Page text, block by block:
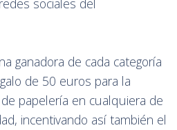
sociales del
ganadora de cada categoría
de 50 euros para la
papelería en cualquiera de
incentivando así también el